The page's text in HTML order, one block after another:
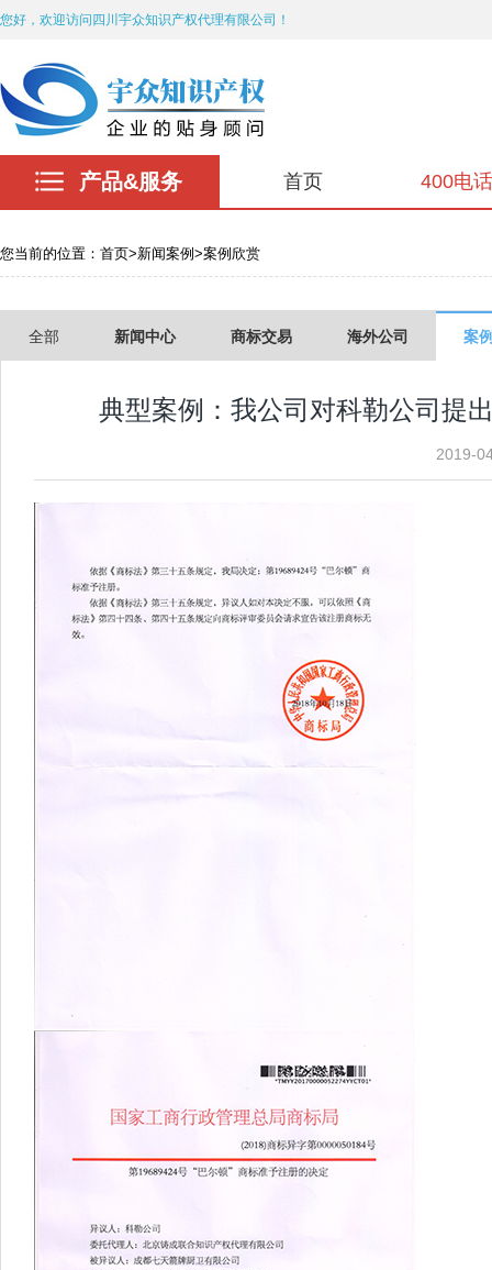
您好，欢迎访问四川宇众知识产权代理有限公司！
产品&服务 首页 400电话
您当前的位置： 首页>新闻案例 >案例欣赏
全部 新闻中心 商标交易 海外公司 案
典型案例：我公司对科勒公司提
2019-